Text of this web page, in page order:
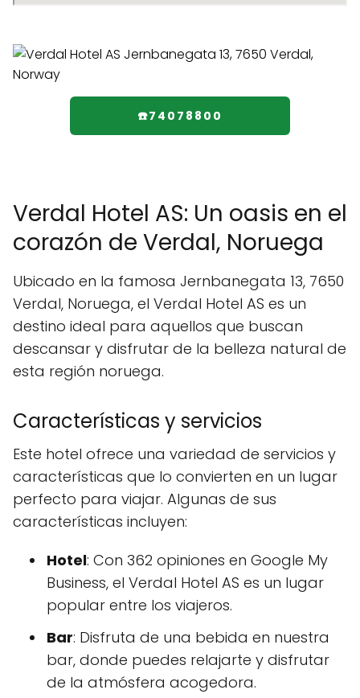
☎️74078800
Verdal Hotel AS: Un oasis en el
corazón de Verdal, Noruega
Ubicado en la famosa Jernbanegata 13, 7650
Verdal, Noruega, el Verdal Hotel AS es un
destino ideal para aquellos que buscan
descansar y disfrutar de la belleza natural de
esta región noruega.
Características y servicios
Este hotel ofrece una variedad de servicios y
características que lo convierten en un lugar
perfecto para viajar. Algunas de sus
características incluyen:
Hotel: Con 362 opiniones en Google My
Business, el Verdal Hotel AS es un lugar
popular entre los viajeros.
Bar: Disfruta de una bebida en nuestra
bar, donde puedes relajarte y disfrutar
de la atmósfera acogedora.